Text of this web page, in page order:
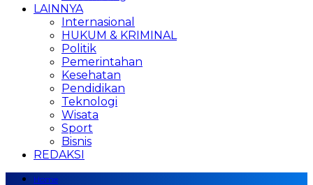
LAINNYA
Internasional
HUKUM & KRIMINAL
Politik
Pemerintahan
Kesehatan
Pendidikan
Teknologi
Wisata
Sport
Bisnis
REDAKSI
Home